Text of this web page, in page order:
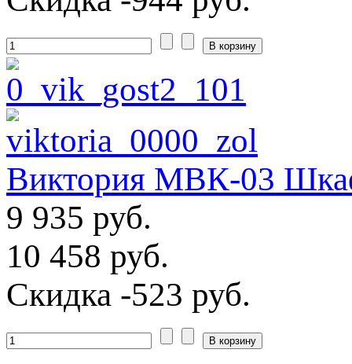
Виктория МВК-03
9 935 руб.
10 458 руб.
Скидка -523 руб.